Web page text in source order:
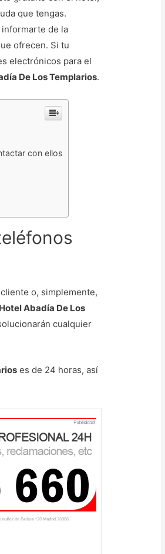
que tengas.
informarte de la
ofrecen. Si tu
electrónicos para el
De Los Templarios.
con ellos
o, simplemente,
Abadía De Los
cualquier
es de 24 horas, así